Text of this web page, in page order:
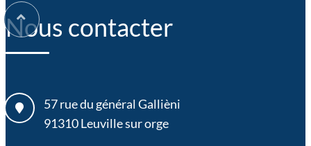
Nous contacter
57 rue du général Gallièni
91310Leuville sur orge